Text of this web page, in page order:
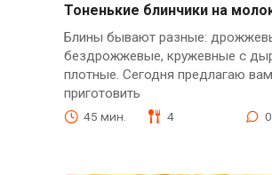
Тоненькие блинчики на
Блины бывают разные:
бездрожжевые, кружевные с
плотные. Сегодня предлагаю вам
приготовить
45 мин. 4 0